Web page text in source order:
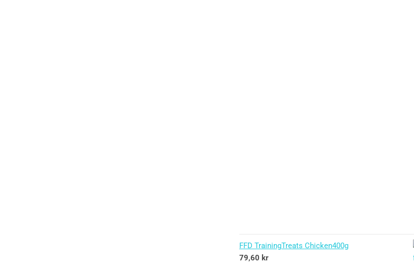
FFD TrainingTreats Chicken400g
79,60 kr